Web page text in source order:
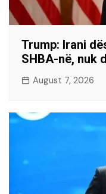
Trump: Irani
SHBA-në, nuk
August 7, 2026